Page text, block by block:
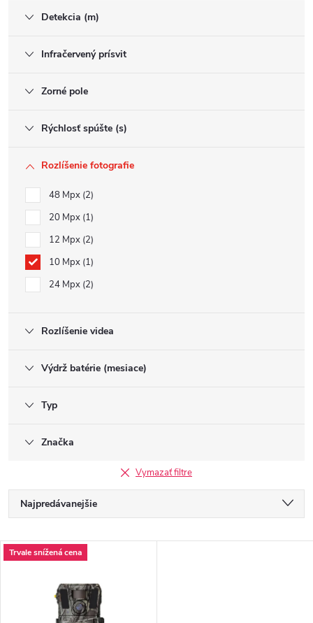
Detekcia (m)
Infračervený prísvit
Zorné pole
Rýchlosť spúšte (s)
Rozlíšenie fotografie
48 Mpx 2
20 Mpx 1
12 Mpx 2
10 Mpx 1
24 Mpx 2
Rozlíšenie videa
Výdrž batérie (mesiace)
Typ
Značka
Vymazať filtre
R
a
d
Najpredávanejšie
Najlacnejšie
Najdrahšie
Abecedne
V
Trvale snížená cena